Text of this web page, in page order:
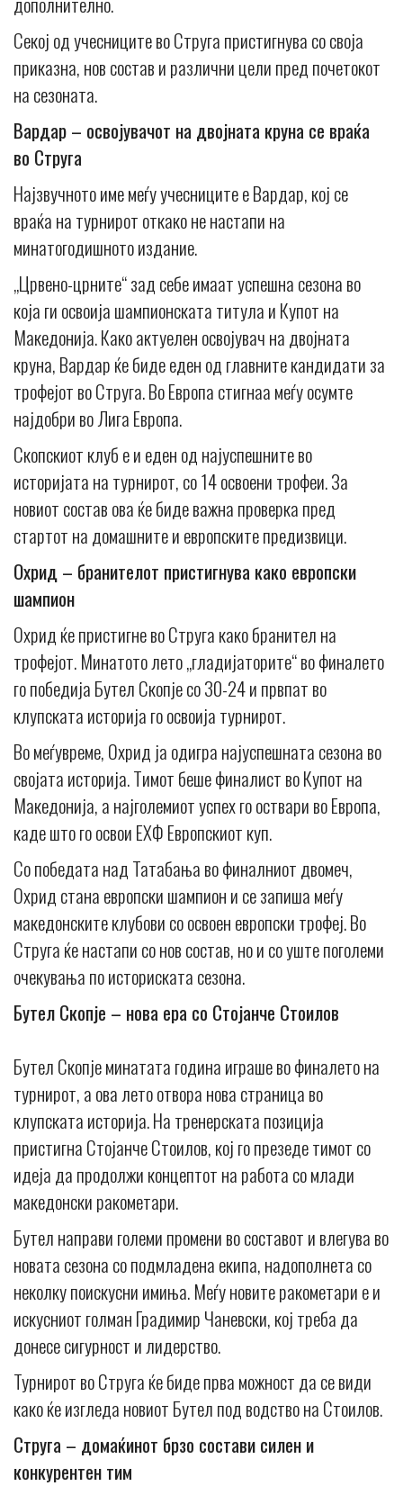
Секој од учесниците во Струга пристигнува со своја
приказна, нов состав и различни цели пред почетокот
на сезоната.
Вардар – освојувачот на двојната круна се враќа
во Струга
Најзвучното име меѓу учесниците е Вардар, кој се
враќа на турнирот откако не настапи на
минатогодишното издание.
„Црвено-црните“ зад себе имаат успешна сезона во
која ги освоија шампионската титула и Купот на
Македонија. Како актуелен освојувач на двојната
круна, Вардар ќе биде еден од главните кандидати за
трофејот во Струга. Во Европа стигнаа меѓу осумте
најдобри во Лига Европа.
Скопскиот клуб е и еден од најуспешните во
историјата на турнирот, со 14 освоени трофеи. За
новиот состав ова ќе биде важна проверка пред
стартот на домашните и европските предизвици.
Охрид – бранителот пристигнува како европски
шампион
Oхрид ќе пристигне во Струга како бранител на
трофејот. Минатото лето „гладијаторите“ во финалето
го победија Бутел Скопје со 30-24 и првпат во
клупската историја го освоија турнирот.
Во меѓувреме, Охрид ја одигра најуспешната сезона во
својата историја. Тимот беше финалист во Купот на
Македонија, а најголемиот успех го оствари во Европа,
каде што го освои ЕХФ Европскиот куп.
Со победата над Татабања во финалниот двомеч,
Охрид стана европски шампион и се запиша меѓу
македонските клубови со освоен европски трофеј. Во
Струга ќе настапи со нов состав, но и со уште поголеми
очекувања по историската сезона.
Бутел Скопје – нова ера со Стојанче Стоилов
Бутел Скопје минатата година играше во финалето на
турнирот, а ова лето отвора нова страница во
клупската историја. На тренерската позиција
пристигна Стојанче Стоилов, кој го презеде тимот со
идеја да продолжи концептот на работа со млади
македонски ракометари.
Бутел направи големи промени во составот и влегува во
новата сезона со подмладена екипа, надополнета со
неколку поискусни имиња. Меѓу новите ракометари е и
искусниот голман Градимир Чаневски, кој треба да
донесе сигурност и лидерство.
Турнирот во Струга ќе биде прва можност да се види
како ќе изгледа новиот Бутел под водство на Стоилов.
Струга – домаќинот брзо состави силен и
конкурентен тим